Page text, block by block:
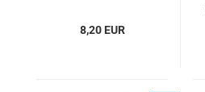
8,20 EUR